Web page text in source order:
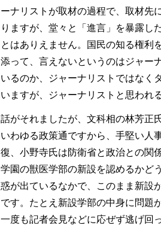
ーナリストが取材の過程で、取材先
りますが、堂々と「進言」を暴露し
とはありえません。国民の知る権利
添って、言えないというのはジャー
いるのか、ジャーナリストではなく
いますが、ジャーナリストと思われ
話がそれましたが、文科相の林芳正
いわゆる政策通ですから、手堅い人
復、小野寺氏は防衛省と政治との関
学園の獣医学部の新設を認めるかど
惑が出ているなかで、このまま新設
です。たとえ新設学部の中身に問題
一度も記者会見などに応ぜず逃げ回